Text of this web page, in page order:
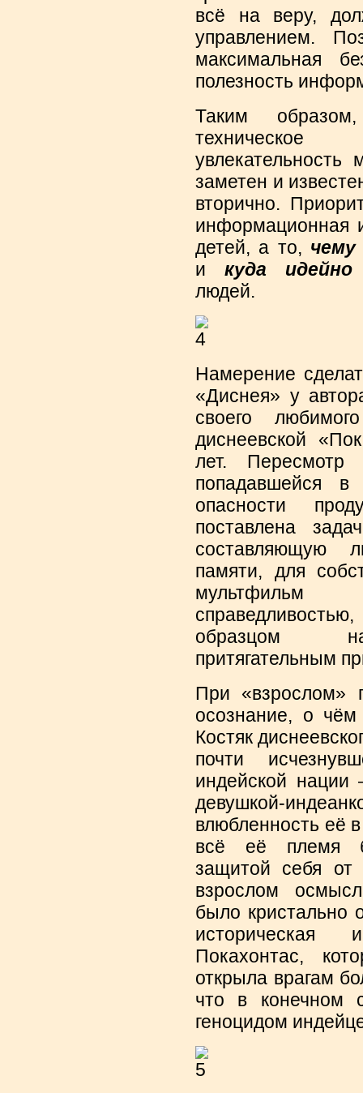
всё на веру,
управлением.
максимальная
полезность
Таким
техническое
заметен и
вторично.
информационная
детей, а то, чему
и куда
людей.
Намерение
«Диснея» у
своего
диснеевской
лет. Пересмотр
попадавшейся
опасности
поставлена
составляющую
памяти, для
мультфильм
образцом
притягательным
При «взрослом»
осознание, о
Костяк
почти
индейской нации
девушкой-
влюбленность её
всё её племя
защитой себя
взрослом
было кристально
Покахонтас,
открыла врагам
что в конечном
геноцидом